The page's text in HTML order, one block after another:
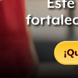
Mientras que al
municipio con sus
debe 82.9% de sus
San Nicolás de los
ingresos; en
Sonora, 56%.